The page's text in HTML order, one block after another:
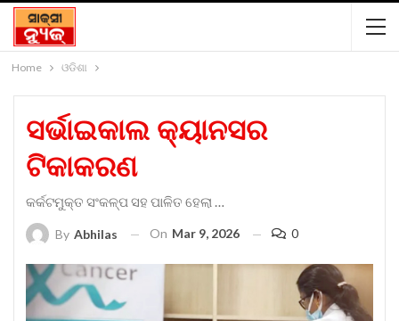
Home ଓଡିଶା
ସର୍ଭାଇକାଲ କ୍ୟାନସର
ଟିକାକରଣ
କର୍କଟମୁକ୍ତ ସଂକଳ୍ପ ସହ ପାଳିତ ହେଲା …
By Abhilas On Mar 9, 2026 0